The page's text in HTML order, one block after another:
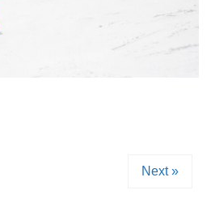
Next »